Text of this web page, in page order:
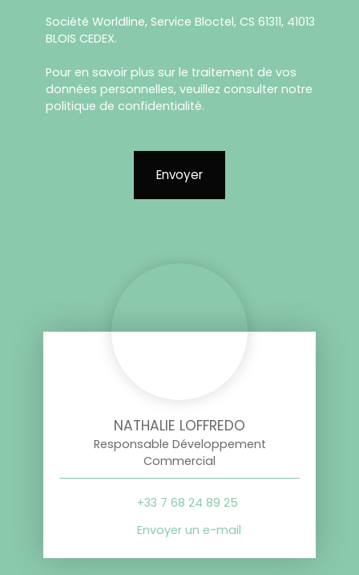
Société Worldline, Service Bloctel, CS 61311, 41013
BLOIS CEDEX.
Pour en savoir plus sur le traitement de vos
données personnelles, veuillez consulter notre
politique de confidentialité.
Envoyer
NATHALIE LOFFREDO
Responsable Développement
Commercial
+33 7 68 24 89 25
Envoyer un e-mail